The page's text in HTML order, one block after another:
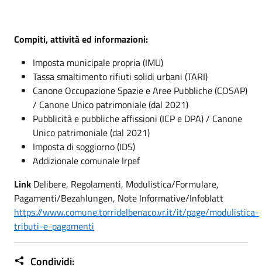
Compiti, attività ed informazioni:
Imposta municipale propria (IMU)
Tassa smaltimento rifiuti solidi urbani (TARI)
Canone Occupazione Spazie e Aree Pubbliche (COSAP)
/ Canone Unico patrimoniale (dal 2021)
Pubblicità e pubbliche affissioni (ICP e DPA) / Canone
Unico patrimoniale (dal 2021)
Imposta di soggiorno (IDS)
Addizionale comunale Irpef
Link Delibere, Regolamenti, Modulistica/Formulare,
Pagamenti/Bezahlungen, Note Informative/Infoblatt
https://www.comune.torridelbenaco.vr.it/it/page/modulistica-
tributi-e-pagamenti
Condividi: